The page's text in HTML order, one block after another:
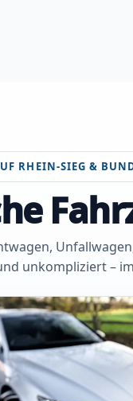
RHEIN-SIEG &
unkompliziert –